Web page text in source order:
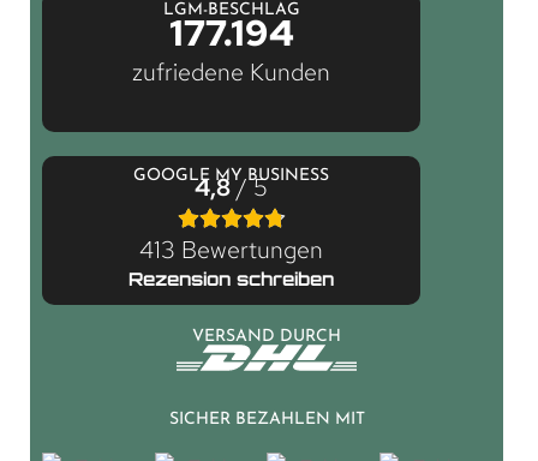
LGM-BESCHLAG
177.194
zufriedene Kunden
GOOGLE MY BUSINESS
4,8/ 5
413 Bewertungen
Rezension schreiben
VERSAND DURCH
SICHER BEZAHLEN MIT